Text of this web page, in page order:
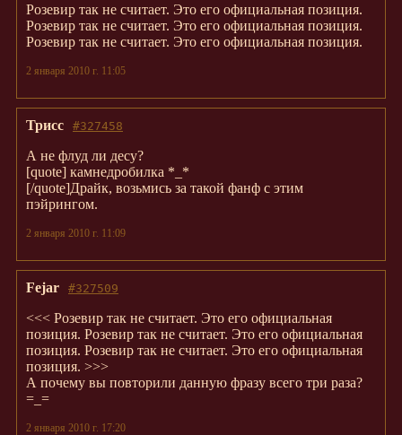
Розевир так не считает. Это его официальная позиция.
Розевир так не считает. Это его официальная позиция.
Розевир так не считает. Это его официальная позиция.
2 января 2010 г. 11:05
#327458
Трисс
А не флуд ли десу?
[quote] камнедробилка *_*
[/quote]Драйк, возьмись за такой фанф с этим
пэйрингом.
2 января 2010 г. 11:09
#327509
Fejar
<<< Розевир так не считает. Это его официальная
позиция. Розевир так не считает. Это его официальная
позиция. Розевир так не считает. Это его официальная
позиция. >>>
А почему вы повторили данную фразу всего три раза?
=_=
2 января 2010 г. 17:20